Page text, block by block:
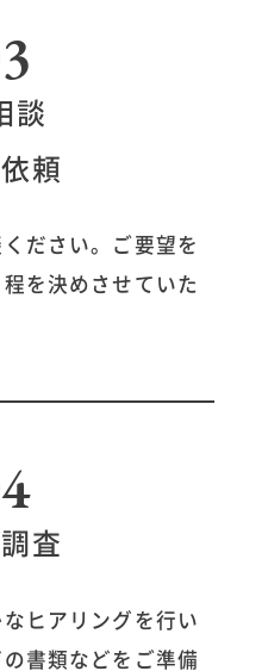
談
頼
ださい。ご要望を
を決めさせていた
査
ヒアリングを行い
書類などをご準備